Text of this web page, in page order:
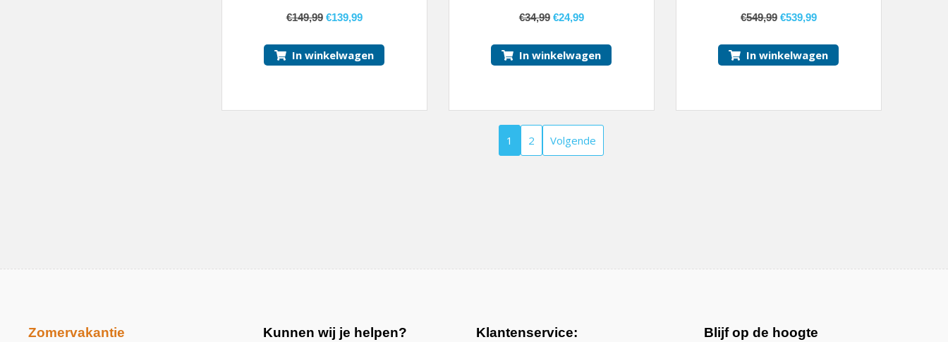
€149,99 €139,99
In winkelwagen
€34,99 €24,99
In winkelwagen
€549,99 €539,99
In winkelwagen
1 2 Volgende
Zomervakantie Kunnen wij je helpen? Klantenservice: Blijf op de hoogte